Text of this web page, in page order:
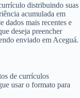
distribuindo suas
acumulada em
dados mais recentes e
deseja preencher
enviado em Aceguá.
de currículos
usar o formato para